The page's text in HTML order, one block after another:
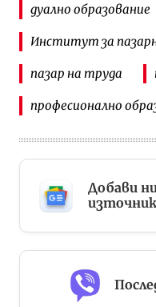
дуално образование
Институт за
пазар на труда
професионално
Добави
източник